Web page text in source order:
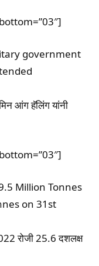
government
आंग हॅलिंग यांनी
Million Tonnes
on 31st
रोजी 25.6 दशलक्ष